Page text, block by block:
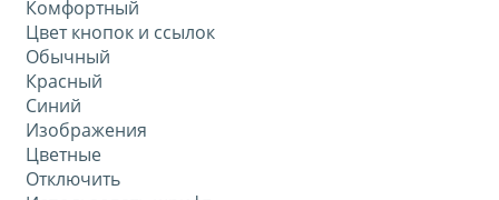
Комфортный
Цвет кнопок и ссылок
Обычный
Красный
Синий
Изображения
Цветные
Отключить